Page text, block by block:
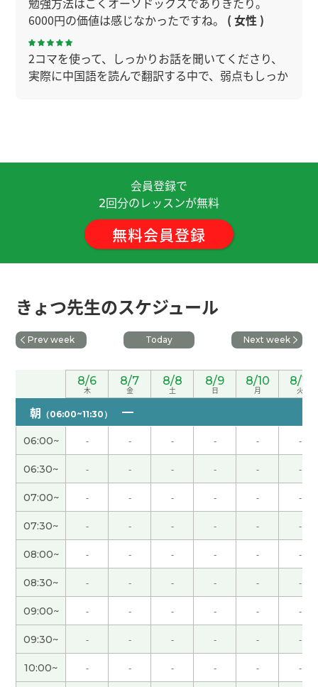
6000円の価値は感じなかったですね。 ( 女性 )
2コマを使って、しっかりお話を聞いてくださり、
実際に中国語を読んで翻訳する中で、弱点もしっか
外国語習得において何が重要なポイントか丁寧に
教えて頂くことができました。ありがとうございま
これからどうやって勉強したらよいのか、教材は何
を使えば良いのか、具体的に助言を頂き大変あり
おかげさまで、今後の学習方針を立て、悩みを解決
なりました。 自分のペースを整えつつ、頑張って
みようと思います。 ありがとうございました。
お話しして、スッキリしました。ありがとうござい
ました。( 50代 女性 )
先生、ありがとうございました！ 事前に丁寧にご
質問いただき、熱意を感じました。 2コマ連続でじ
っくり教えていただいて、本当によかったです。感
謝でいっぱいです！
先生、ありがとうございました！ これからの中国
語の勉強が、とても明確になり、先生との出会いは
宝物です！ すばらしいアドヴァイスをありがとう
ございました。
我会努力的。 ( 60代 男性 )
会員登録で
2回分のレッスンが無料
無料会員登録
きょつ先生のスケジュール
Prev week Today Next week
8/6
木
8/7
金
8/8
土
8/9
日
8/10
月
8/11
火
朝 （06:00~11:30）
06:00~ - - - - - -
06:30~ - - - - - -
07:00~ - - - - - -
07:30~ - - - - - -
08:00~ - - - - - -
08:30~ - - - - - -
09:00~ - - - - - -
09:30~ - - - - - -
10:00~ - - - - - -